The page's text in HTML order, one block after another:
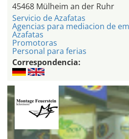
45468 Mülheim an der Ruhr
Servicio de Azafatas
Agencias para mediacion de
Azafatas
Promotoras
Personal para ferias
Correspondencia: